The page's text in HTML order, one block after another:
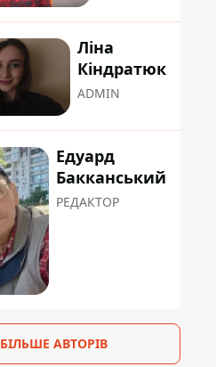
Ліна
Кіндратюк
ADMIN
Едуард
Бакканський
РЕДАКТОР
БІЛЬШЕ АВТОРІВ